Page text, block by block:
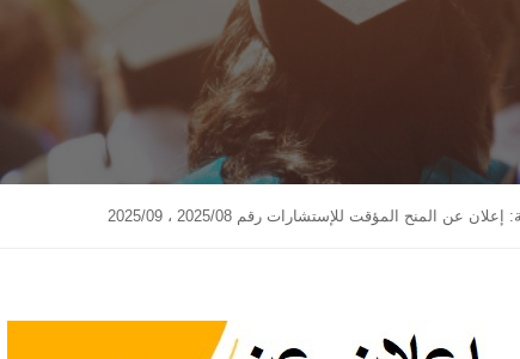
عن المنح المؤقت للإستشارات رقم 2025/08 ، 2025/09